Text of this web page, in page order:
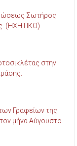
Σωτήρος
(ΗΧΗΤΙΚΟ)
στην
Γραφείων της
μήνα Αύγουστο.